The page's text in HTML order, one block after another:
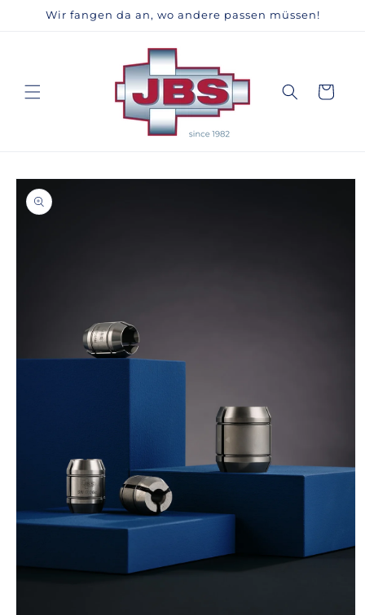
zumWir fangen da an, wo andere passen müssen!
Warenkorb